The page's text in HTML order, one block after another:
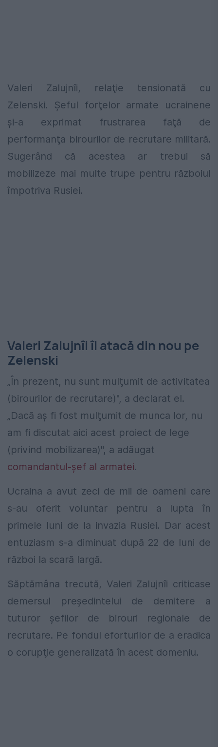
Valeri Zalujnîi, relaţie tensionată cu
Zelenski. Şeful forţelor armate ucrainene
şi-a exprimat frustrarea faţă de
performanţa birourilor de recrutare militară.
Sugerând că acestea ar trebui să
mobilizeze mai multe trupe pentru războiul
împotriva Rusiei.
Valeri Zalujnîi îl atacă din nou pe
Zelenski
„În prezent, nu sunt mulţumit de activitatea
(birourilor de recrutare)", a declarat el.
„Dacă aş fi fost mulţumit de munca lor, nu
am fi discutat aici acest proiect de lege
(privind mobilizarea)", a adăugat
comandantul-şef al armatei.
Ucraina a avut zeci de mii de oameni care
s-au oferit voluntar pentru a lupta în
primele luni de la invazia Rusiei. Dar acest
entuziasm s-a diminuat după 22 de luni de
război la scară largă.
Săptămâna trecută, Valeri Zalujnîi criticase
demersul preşedintelui de demitere a
tuturor şefilor de birouri regionale de
recrutare. Pe fondul eforturilor de a eradica
o corupţie generalizată în acest domeniu.